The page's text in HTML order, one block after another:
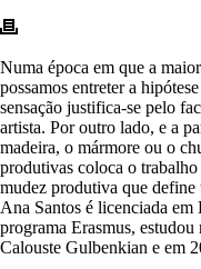
Numa época em que a
possamos entreter a
sensação justifica-se pelo
artista. Por outro lado, e a
madeira, o mármore ou o
produtivas coloca o trabalho
mudez produtiva que define
Ana Santos é licenciada
programa Erasmus,
Calouste Gulbenkian e em